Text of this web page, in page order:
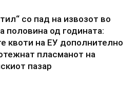
со пад на извозот во
половина од годината:
квоти на ЕУ дополнително
пласманот на
пазар